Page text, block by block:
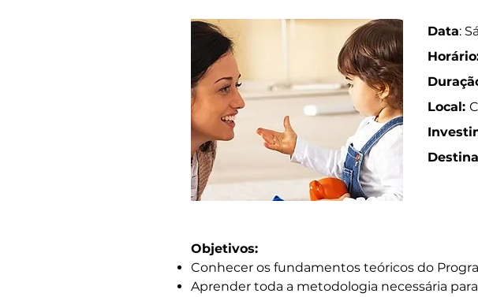
Data:
Local:
Objetivos:
Conhecer os fundamentos teóricos do
Aprender toda a metodologia necessária